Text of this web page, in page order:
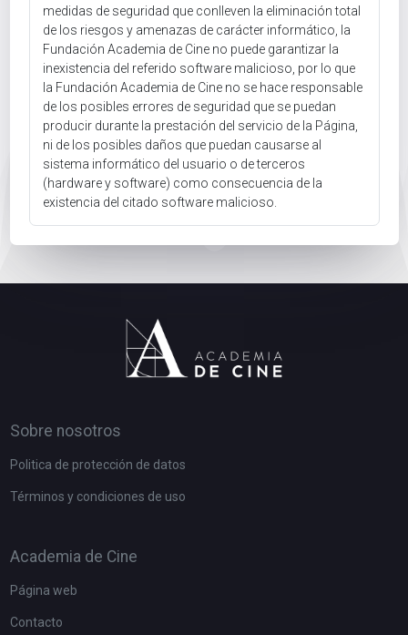
medidas de seguridad que conlleven la eliminación total
de los riesgos y amenazas de carácter informático, la
Fundación Academia de Cine no puede garantizar la
inexistencia del referido software malicioso, por lo que
la Fundación Academia de Cine no se hace responsable
de los posibles errores de seguridad que se puedan
producir durante la prestación del servicio de la Página,
ni de los posibles daños que puedan causarse al
sistema informático del usuario o de terceros
(hardware y software) como consecuencia de la
existencia del citado software malicioso.
Sobre nosotros
Politica de protección de datos
Términos y condiciones de uso
Academia de Cine
Página web
Contacto